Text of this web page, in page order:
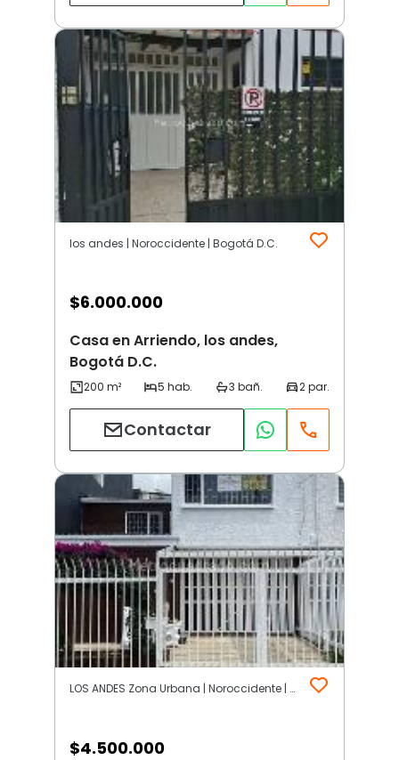
los andes | Noroccidente | Bogotá D.C.
$6.000.000
Casa en Arriendo, los andes,
Bogotá D.C.
Contactar
LOS ANDES Zona Urbana | Noroccidente | Bogotá D.C.
$4.500.000